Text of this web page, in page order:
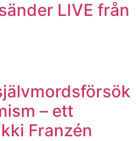
LIVE från
– ett
Franzén